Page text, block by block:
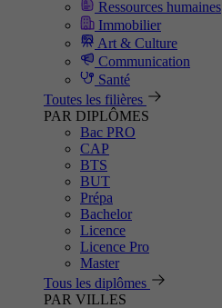
Ressources humaines
Immobilier
Art & Culture
Communication
Santé
Toutes les filières
PAR DIPLÔMES
Bac PRO
CAP
BTS
BUT
Prépa
Bachelor
Licence
Licence Pro
Master
Tous les diplômes
PAR VILLES